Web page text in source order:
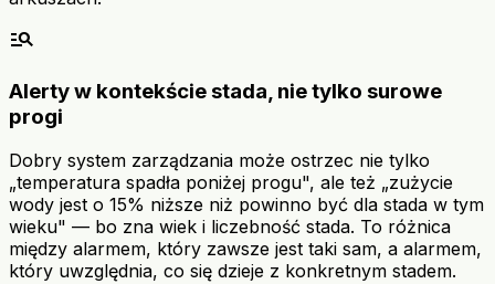
manage_search
Alerty w kontekście stada, nie tylko surowe
progi
Dobry system zarządzania może ostrzec nie tylko
„temperatura spadła poniżej progu", ale też „zużycie
wody jest o 15% niższe niż powinno być dla stada w tym
wieku" — bo zna wiek i liczebność stada. To różnica
między alarmem, który zawsze jest taki sam, a alarmem,
który uwzględnia, co się dzieje z konkretnym stadem.